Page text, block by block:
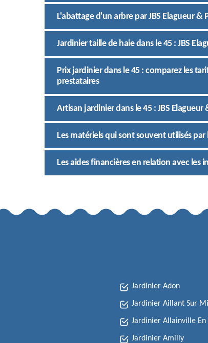
L'abattage d'un arbre par JBS Elagueur &
Jardinier taille de haie dans le 45 : JBS
Prix jardinier dans le 45 : comparez les
prestataires
Artisan jardinier dans le 45 : JBS
Les matériels qui sont souvent utilisés
Les aides financières en relation avec les
Jardinier Adon
Jardinier Aillant Sur
Jardinier Allainville En
Jardinier Amilly